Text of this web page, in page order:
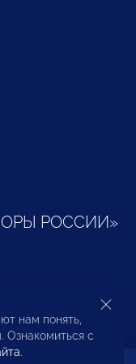
РОССИИ»
и
нам понять,
Ознакомиться с
.